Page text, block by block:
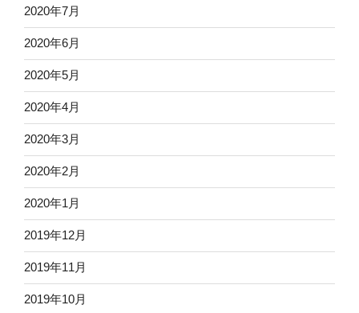
2020年7月
2020年6月
2020年5月
2020年4月
2020年3月
2020年2月
2020年1月
2019年12月
2019年11月
2019年10月